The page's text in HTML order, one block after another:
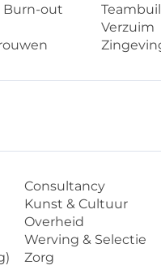
Burn-out
Verzuim
Consultancy
Kunst & Cultuur
Overheid
Werving & Selectie
Zorg